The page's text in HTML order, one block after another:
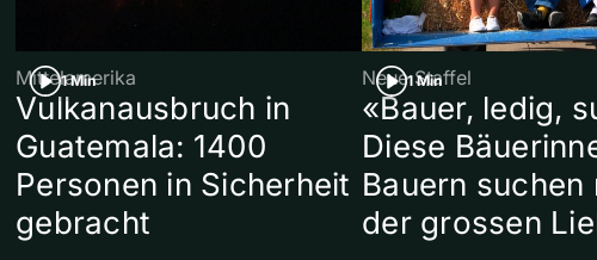
1 Min
Mittelamerika
Vulkanausbruch in
Guatemala: 1400
Personen in Sicherheit
gebracht
1 Min
Neue Staffel
«Bauer, ledig,
Diese
Bauern suchen
der grossen